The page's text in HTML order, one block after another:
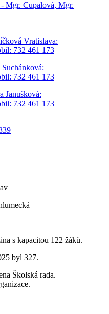
Mgr. Cupalová, Mgr.
Vratislava:
732 461 173
732 461 173
Janušková:
732 461 173
s kapacitou 122 žáků.
byl 327.
Školská rada.